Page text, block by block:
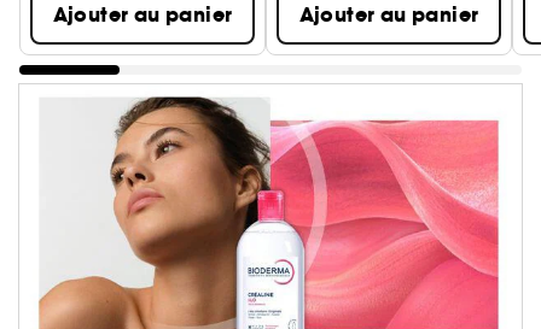
Ajouter au panier Ajouter au panier